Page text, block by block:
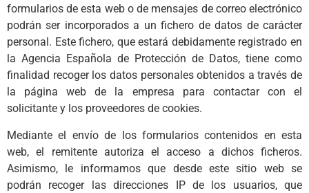
formularios de esta web o de mensajes de correo electrónico
podrán ser incorporados a un fichero de datos de carácter
personal. Este fichero, que estará debidamente registrado en
la Agencia Española de Protección de Datos, tiene como
finalidad recoger los datos personales obtenidos a través de
la página web de la empresa para contactar con el
solicitante y los proveedores de cookies.
Mediante el envío de los formularios contenidos en esta
web, el remitente autoriza el acceso a dichos ficheros.
Asimismo, le informamos que desde este sitio web se
podrán recoger las direcciones IP de los usuarios, que